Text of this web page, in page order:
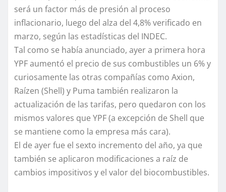
será un factor más de presión al proceso
inflacionario, luego del alza del 4,8% verificado en
marzo, según las estadísticas del INDEC.
Tal como se había anunciado, ayer a primera hora
YPF aumentó el precio de sus combustibles un 6% y
curiosamente las otras compañías como Axion,
Raízen (Shell) y Puma también realizaron la
actualización de las tarifas, pero quedaron con los
mismos valores que YPF (a excepción de Shell que
se mantiene como la empresa más cara).
El de ayer fue el sexto incremento del año, ya que
también se aplicaron modificaciones a raíz de
cambios impositivos y el valor del biocombustibles.